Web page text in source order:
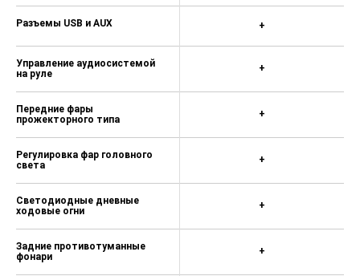
Разъемы USB и AUX
Управление аудиосистемой
на руле
Передние фары
прожекторного типа
Регулировка фар головного
света
Светодиодные дневные
ходовые огни
Задние противотуманные
фонари
+
+
+
+
+
+